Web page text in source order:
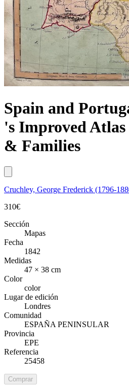
Spain and
's Improved Atlas
& Families
Cruchley, George Frederick (1796-
310€
Sección
Mapas
Fecha
1842
Medidas
47 × 38 cm
Color
color
Lugar de edición
Londres
Comunidad
ESPAÑA PENINSULAR
Provincia
EPE
Referencia
25458
Comprar